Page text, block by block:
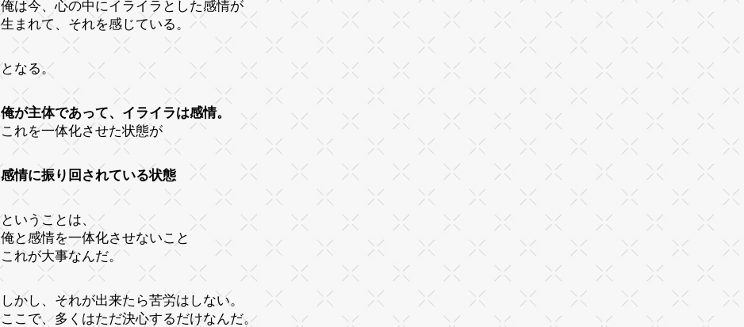
俺は今、心の中にイライラとした感情が
生まれて、それを感じている。
となる。
俺が主体であって、イライラは感情。
これを一体化させた状態が
感情に振り回されている状態
ということは、
俺と感情を一体化させないこと
これが大事なんだ。
しかし、それが出来たら苦労はしない。
ここで、多くはただ決心するだけなんだ。